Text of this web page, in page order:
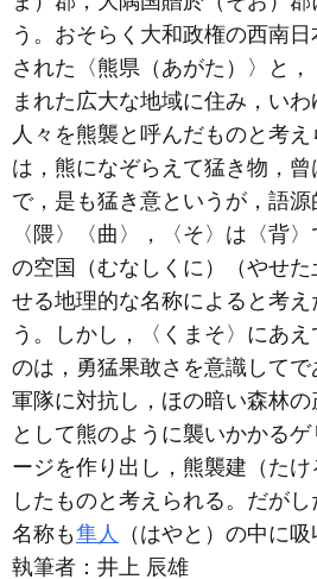
う。おそらく大和政権の西南
された〈熊県（あがた）〉と
まれた広大な地域に住み，いわ
人々を熊襲と呼んだものと考
は，熊になぞらえて猛き物，
で，是も猛き意というが，語
〈隈〉〈曲〉，〈そ〉は〈背〉
の空国（むなしくに）（やせた
せる地理的な名称によると考
う。しかし，〈くまそ〉にあ
のは，勇猛果敢さを意識して
軍隊に対抗し，ほの暗い森林
として熊のように襲いかかる
ージを作り出し，熊襲建（た
したものと考えられる。だが
名称も隼人
（はやと）の中に吸
執筆者： 井上 辰雄